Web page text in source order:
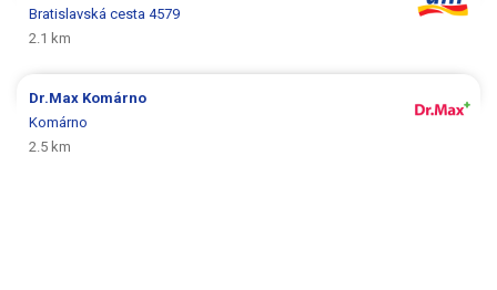
Bratislavská cesta 4579
2.1 km
Dr.Max Komárno
Komárno
2.5 km